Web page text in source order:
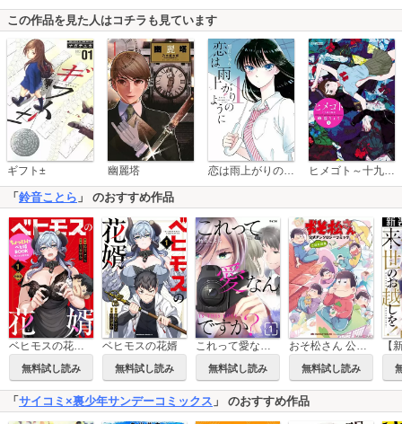
この作品を見た人はコチラも見ています
ギフト± 幽麗塔 恋は雨上がりのように ヒメゴト～十九歳の制服～
「 鈴音ことら 」 のおすすめ作品
ベヒモスの花婿電子限定特装版
無料試し読み
ベヒモスの花婿
無料試し読み
これって愛なんですか？
無料試し読み 無料試し読み
「 サイコミ×裏少年サンデーコミックス 」 のおすすめ作品